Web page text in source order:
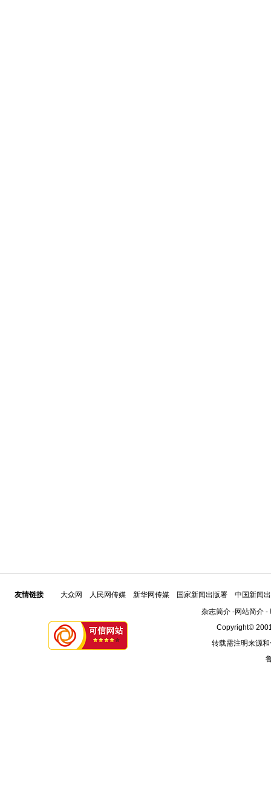
友情链接 大众网 人民网传媒 新华网传媒 国家新闻出版署
中国新闻
杂志简介-网站简介-
Copyright©
转载需注明来源